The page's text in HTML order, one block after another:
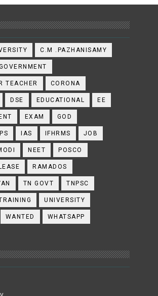
C.M .PAZHANISAMY
TEACHER CORONA
DSE EDUCATIONAL EE
EXAM GOD
IAS IFHRMS JOB
NEET POSCO
RAMADOS
TN GOVT TNPSC
UNIVERSITY
WANTED WHATSAPP